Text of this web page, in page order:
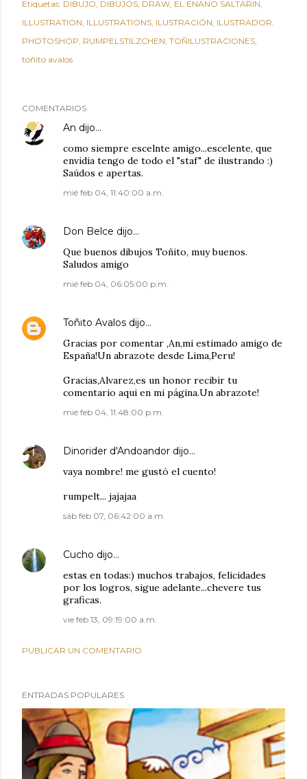
Etiquetas: DIBUJO DIBUJOS DRAW EL ENANO SALTARIN
ILLUSTRATION ILLUSTRATIONS ILUSTRACIÓN ILUSTRADOR
PHOTOSHOP RUMPELSTILZCHEN TOÑILUSTRACIONES
toñito avalos
COMENTARIOS
An dijo…
como siempre escelnte amigo...escelente, que
envidia tengo de todo el "staf" de ilustrando :)
Saúdos e apertas.
mié feb 04, 11:40:00 a.m.
Don Belce dijo…
Que buenos dibujos Toñito, muy buenos.
Saludos amigo
mié feb 04, 06:05:00 p.m.
Toñito Avalos dijo…
Gracias por comentar ,An,mi estimado amigo de
España!Un abrazote desde Lima,Peru!
Gracias,Alvarez,es un honor recibir tu
comentario aqui en mi página.Un abrazote!
mié feb 04, 11:48:00 p.m.
Dinorider d'Andoandor dijo…
vaya nombre! me gustó el cuento!
rumpelt... jajajaa
sáb feb 07, 06:42:00 a.m.
Cucho dijo…
estas en todas:) muchos trabajos, felicidades
por los logros, sigue adelante...chevere tus
graficas.
vie feb 13, 09:19:00 a.m.
PUBLICAR UN COMENTARIO
ENTRADAS POPULARES